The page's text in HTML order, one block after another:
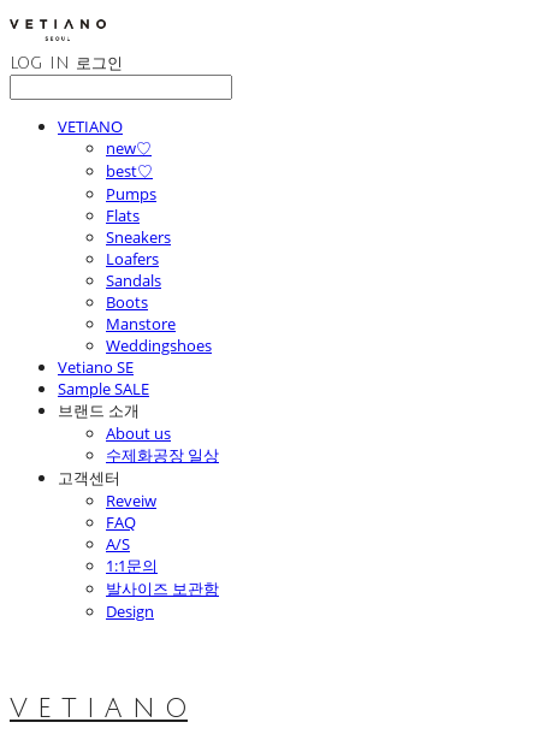
LOG IN 로그인
VETIANO
new♡
best♡
Pumps
Flats
Sneakers
Loafers
Sandals
Boots
Manstore
Weddingshoes
Vetiano SE
Sample SALE
브랜드 소개
About us
수제화공장 일상
고객센터
Reveiw
FAQ
A/S
1:1문의
발사이즈 보관함
Design
V E T I A N O